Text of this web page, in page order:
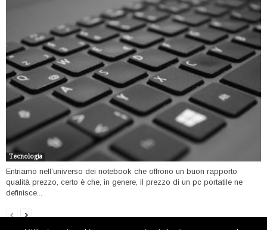
Tecnologia
Entriamo nell’universo dei notebook che offrono un buon rapporto
qualità prezzo, certo è che, in genere, il prezzo di un pc portatile ne
definisce...